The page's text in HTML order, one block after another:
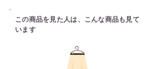
この商品を見た人は、こんな商品も見て
います